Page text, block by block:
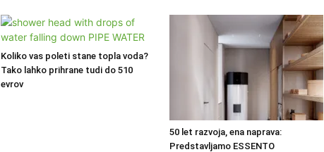
Koliko vas poleti stane topla voda?
Tako lahko prihrane tudi do 510
evrov
50 let razvoja, ena naprava:
Predstavljamo ESSENTO